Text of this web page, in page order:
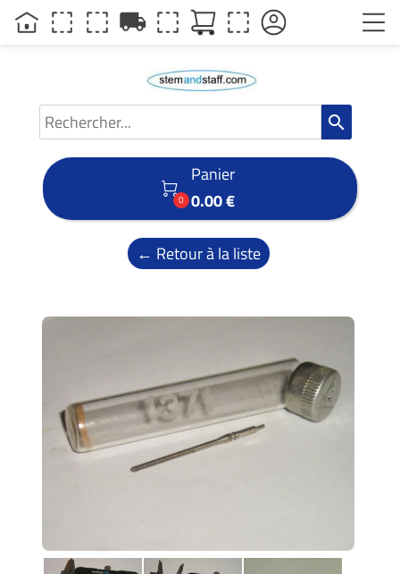
search

0
Panier
0.00 €
← Retour à la liste
local_shipping